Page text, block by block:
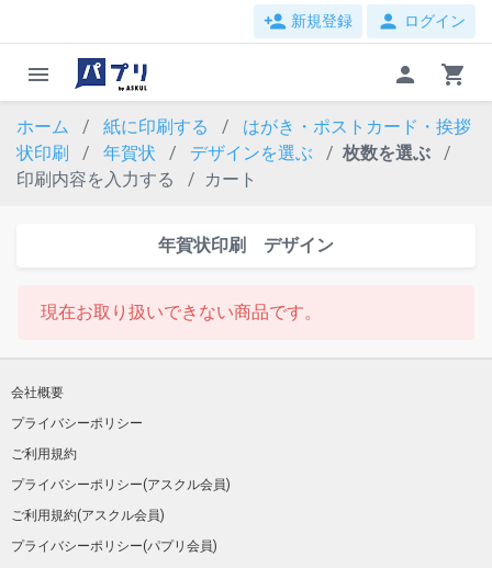
person_add 新規登録 person ログイン
menu person shopping_cart
ホーム 紙に印刷する
はがき・ポストカード・挨拶
状印刷
年賀状 デザインを選ぶ
枚数を選ぶ
印刷内容を入力する
カート
年賀状印刷 デザイン
現在お取り扱いできない商品です。
会社概要
プライバシーポリシー
ご利用規約
プライバシーポリシー(アスクル会員)
ご利用規約(アスクル会員)
プライバシーポリシー(パプリ会員)